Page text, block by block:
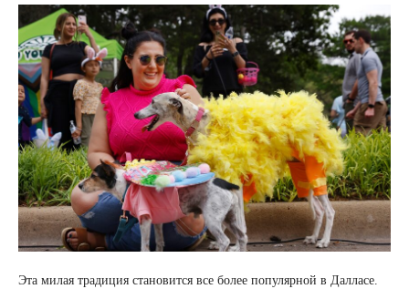
Эта милая традиция становится все более популярной в Далласе.